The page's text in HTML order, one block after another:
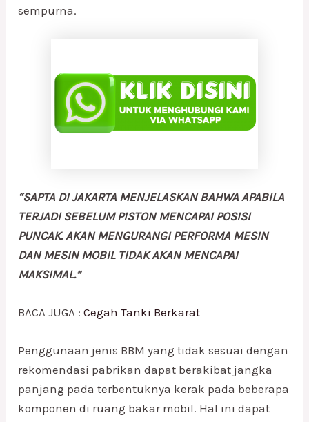
sempurna.
“SAPTA DI JAKARTA MENJELASKAN BAHWA APABILA
TERJADI SEBELUM PISTON MENCAPAI POSISI
PUNCAK. AKAN MENGURANGI PERFORMA MESIN
DAN MESIN MOBIL TIDAK AKAN MENCAPAI
MAKSIMAL.”
BACA JUGA :Cegah Tanki Berkarat
Penggunaan jenis BBM yang tidak sesuai dengan
rekomendasi pabrikan dapat berakibat jangka
panjang pada terbentuknya kerak pada beberapa
komponen di ruang bakar mobil. Hal ini dapat